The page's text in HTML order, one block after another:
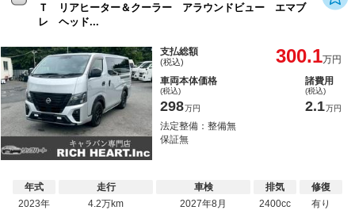
Ｔ リアヒーター＆クーラー アラウンドビュー エマブ
レ ヘッド...
支払総額
(税込) 300.1万円
車両本体価格
(税込)
298万円
諸費用
(税込)
2.1万円
法定整備：整備無
保証無
年式
2023年
走行
4.2万km
車検
2027年8月
排気
2400cc
修復
有り